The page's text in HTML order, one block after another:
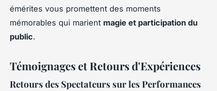
émérites vous promettent des moments
mémorables qui marient magie et participation du
public.
Témoignages et Retours d'Expériences
Retours des Spectateurs sur les Performances